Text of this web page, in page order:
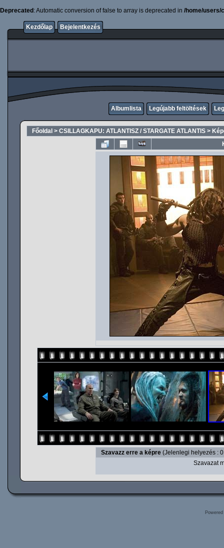
Deprecated : Automatic conversion of false to array is deprecated in /home/users/
Kezdőlap Bejelentkezés
Albumlista Legújabb feltöltések
Főoldal > CSILLAGKAPU: ATLANTISZ / STARGATE ATLANTIS >
Szavazz erre a képre (Jelenlegi helyezés :
Szavazat